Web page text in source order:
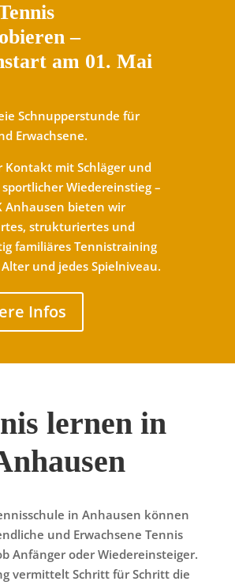
–
am 01. Mai
Schnupperstunde für
Erwachsene.
Kontakt mit Schläger und
Wiedereinstieg –
Anhausen bieten wir
strukturiertes und
familiäres Tennistraining
und jedes Spielniveau.
Infos
lernen in
in Anhausen können
und Erwachsene Tennis
Anfänger oder Wiedereinsteiger.
vermittelt Schritt für Schritt die